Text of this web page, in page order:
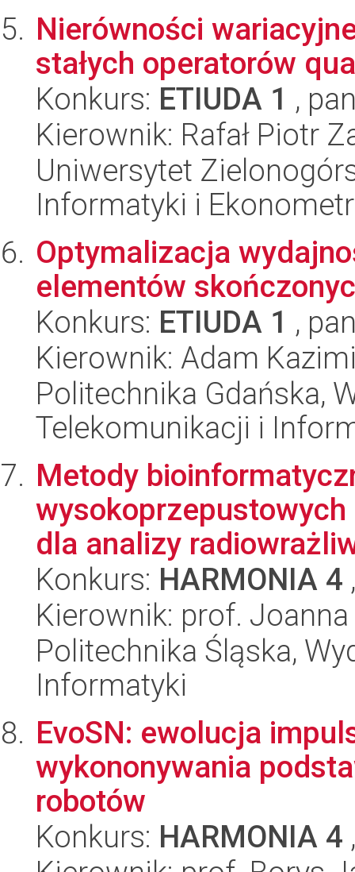
Nierówności
stałych operatorów
Konkurs: ETIUDA 1 ,
Kierownik: Rafał Piotr
Uniwersytet
Informatyki i
Optymalizacja
elementów
Konkurs: ETIUDA 1 ,
Kierownik: Adam
Politechnika Gdańska,
Telekomunikacji i
Metody
dla analizy
Konkurs: HARMONIA 4
Kierownik: prof.
Politechnika Śląska,
Informatyki
EvoSN: ewolucja
wykononywania
robotów
Konkurs: HARMONIA 4